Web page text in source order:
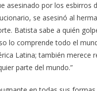
asesinado por los esbirros
se asesinó al
Batista sabe a quién
lo comprende todo el
Latina; también merece
parte del mundo.”